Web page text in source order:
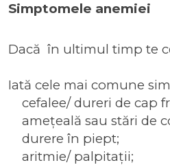
Simptomele anemiei
Dacă în ultimul timp te
Iată cele mai comune
cefalee/ dureri de cap
amețeală sau stări de
durere în piept;
aritmie/ palpitații;